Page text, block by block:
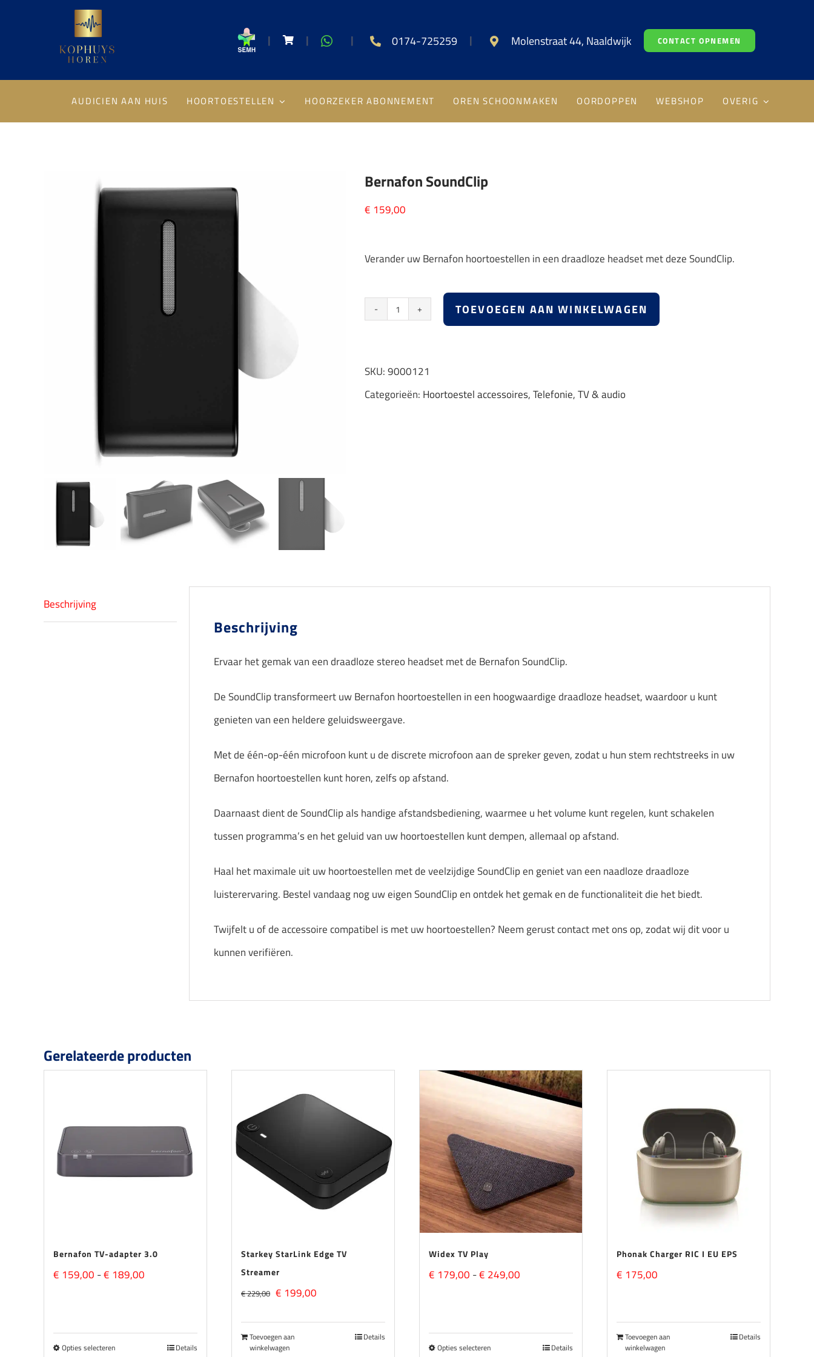
| | | 0174-725259 | Molenstraat 44, Naaldwijk CONTACT OPNEMEN
AUDICIEN AAN HUIS HOORTOESTELLEN HOORZEKER ABONNEMENT OREN SCHOONMAKEN OORDOPPEN WEBSHOP OVERIG
Bernafon SoundClip
€ 159,00
Verander uw Bernafon hoortoestellen in een draadloze headset met deze SoundClip.
Bernafon
aantal
TOEVOEGEN AAN WINKELWAGEN
SKU:9000121
Categorieën: Hoortoestel accessoires,Telefonie,TV & audio
Beschrijving
Beschrijving
Ervaar het gemak van een draadloze stereo headset met de Bernafon SoundClip.
De SoundClip transformeert uw Bernafon hoortoestellen in een hoogwaardige draadloze headset, waardoor u kunt
genieten van een heldere geluidsweergave.
Met de één-op-één microfoon kunt u de discrete microfoon aan de spreker geven, zodat u hun stem rechtstreeks in uw
Bernafon hoortoestellen kunt horen, zelfs op afstand.
Daarnaast dient de SoundClip als handige afstandsbediening, waarmee u het volume kunt regelen, kunt schakelen
tussen programma’s en het geluid van uw hoortoestellen kunt dempen, allemaal op afstand.
Haal het maximale uit uw hoortoestellen met de veelzijdige SoundClip en geniet van een naadloze draadloze
luisterervaring. Bestel vandaag nog uw eigen SoundClip en ontdek het gemak en de functionaliteit die het biedt.
Twijfelt u of de accessoire compatibel is met uw hoortoestellen? Neem gerust contact met ons op, zodat wij dit voor u
kunnen verifiëren.
Gerelateerde producten
Bernafon TV-adapter 3.0
€ 159,00 -€ 189,00
€ 189,00
Opties selecterenDit
Details
Aanbieding
Starkey StarLink Edge TV
Streamer
€229,00 Oorspronkelijke
was:
€ 199,00
Toevoegen aan
winkelwagen
Details
Widex TV Play
€ 179,00 -€ 249,00
€ 249,00
Opties selecterenDit
Details
Phonak Charger RIC I EU EPS
€ 175,00
Toevoegen aan
winkelwagen
Details